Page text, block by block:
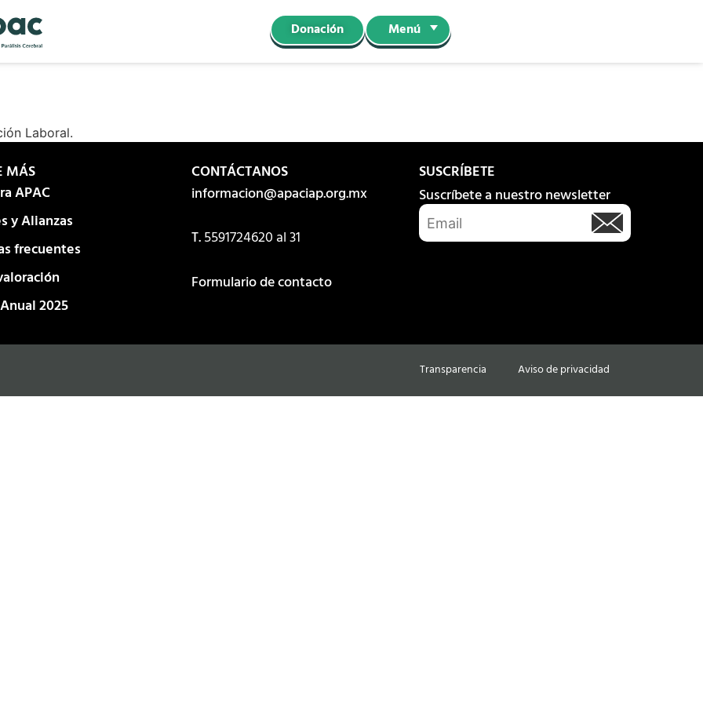
Donación Menú
Laboral.
MÁS
APAC
y Alianzas
frecuentes
2025
CONTÁCTANOS
informacion@apaciap.org.mx
T.5591724620al 31
Formulario de contacto
SUSCRÍBETE
Suscríbete a nuestro newsletter
Transparencia Aviso de privacidad